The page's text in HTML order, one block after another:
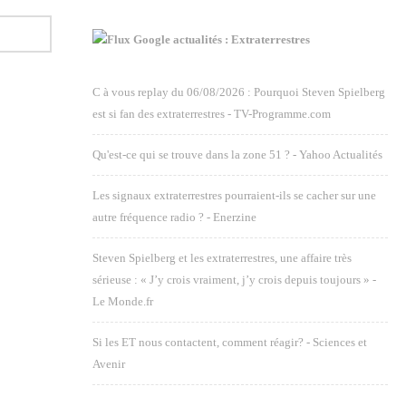
Google actualités : Extraterrestres
C à vous replay du 06/08/2026 : Pourquoi Steven Spielberg
est si fan des extraterrestres - TV-Programme.com
Qu'est-ce qui se trouve dans la zone 51 ? - Yahoo Actualités
Les signaux extraterrestres pourraient-ils se cacher sur une
autre fréquence radio ? - Enerzine
Steven Spielberg et les extraterrestres, une affaire très
sérieuse : « J’y crois vraiment, j’y crois depuis toujours » -
Le Monde.fr
Si les ET nous contactent, comment réagir? - Sciences et
Avenir